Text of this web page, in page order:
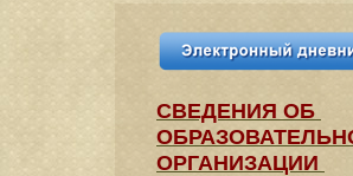
СВЕДЕНИЯ​ ОБ
ОРГАНИЗАЦИИ